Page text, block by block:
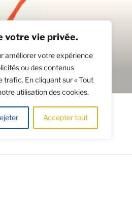
votre vie privée.
améliorer votre expérience
ou des contenus
trafic. En cliquant sur « Tout
utilisation des cookies.
Accepter tout